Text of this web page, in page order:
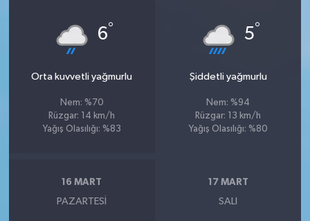
6°
Orta kuvvetli yağmurlu
Nem: %70
Rüzgar: 14 km/h
Yağış Olasılığı: %83
5°
Şiddetli yağmurlu
Nem: %94
Rüzgar: 13 km/h
Yağış Olasılığı: %80
16 MART
PAZARTESI
17 MART
SALI